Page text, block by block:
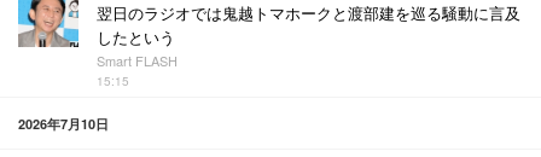
翌日のラジオでは鬼越トマホークと渡部建を巡る騒動に言及
したという
Smart FLASH
15:15
2026年7月10日